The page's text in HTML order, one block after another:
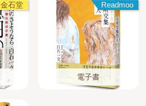
金石堂 Readmoo
電子書